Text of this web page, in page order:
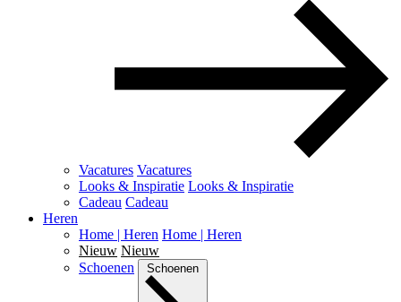
Vacatures Vacatures
Looks & Inspiratie Looks & Inspiratie
Cadeau Cadeau
Heren
Home | Heren Home | Heren
Nieuw Nieuw
Schoenen
Schoenen